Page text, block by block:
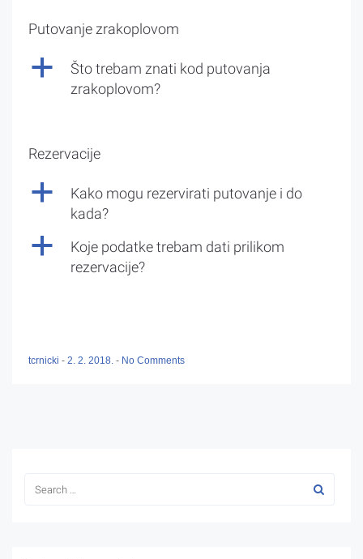
Putovanje zrakoplovom
a
Što trebam znati kod putovanja
zrakoplovom?
Rezervacije
a
Kako mogu rezervirati putovanje i do
kada?
a
Koje podatke trebam dati prilikom
rezervacije?
tcrnicki - 2. 2. 2018. - No Comments